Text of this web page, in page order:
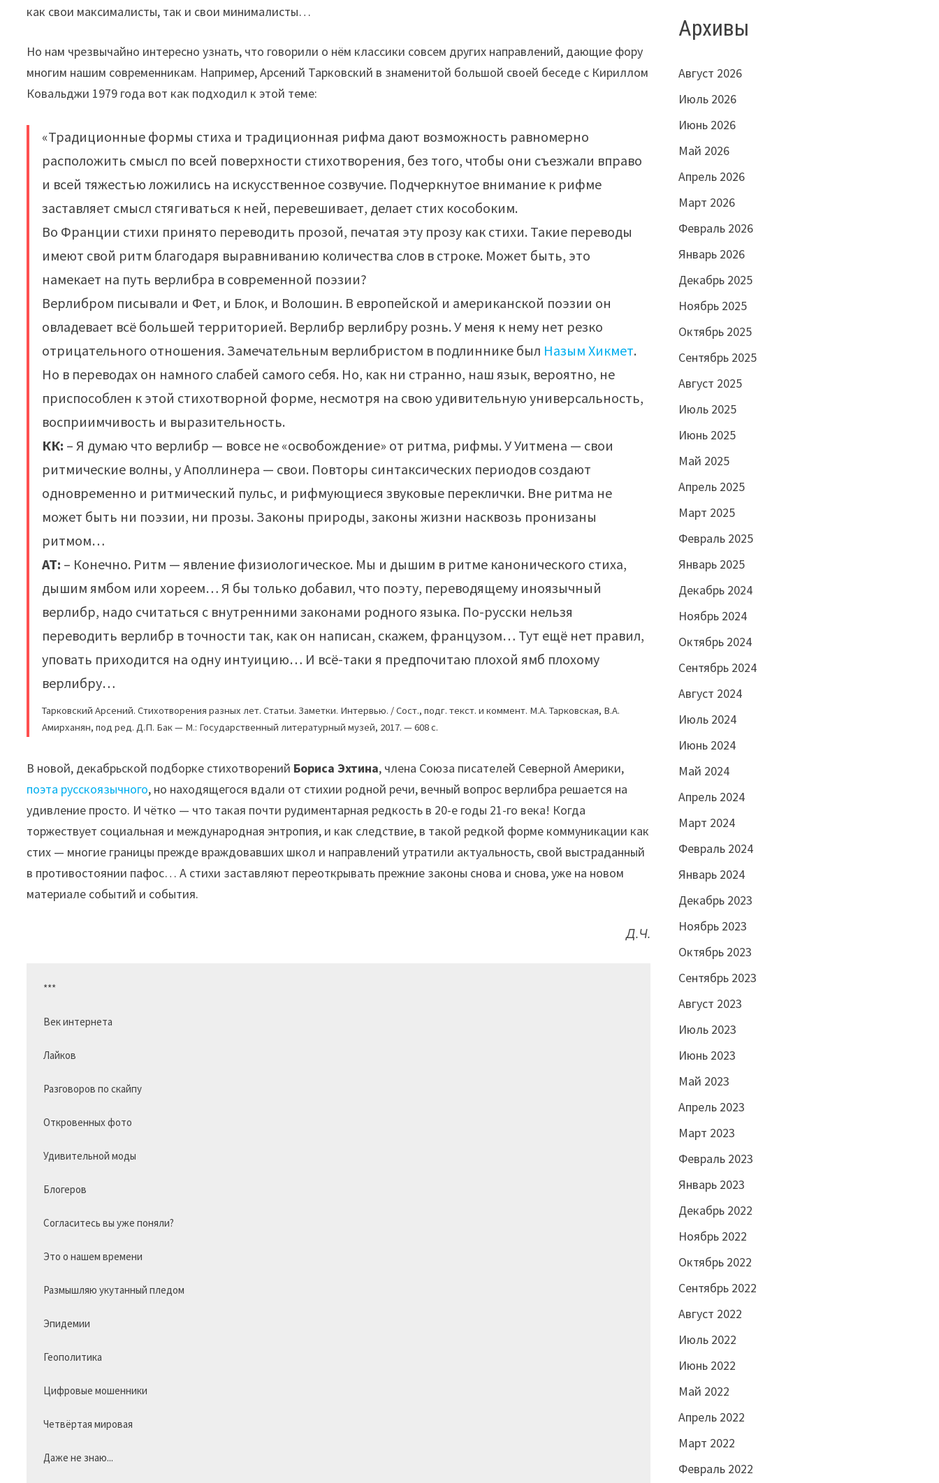
как свои максималисты, так и свои минималисты…
Но нам чрезвычайно интересно узнать, что говорили о нём классики совсем других направлений, дающие фору
многим нашим современникам. Например, Арсений Тарковский в знаменитой большой своей беседе с Кириллом
Ковальджи 1979 года вот как подходил к этой теме:
«Традиционные формы стиха и традиционная рифма дают возможность равномерно
расположить смысл по всей поверхности стихотворения, без того, чтобы они съезжали вправо
и всей тяжестью ложились на искусственное созвучие. Подчеркнутое внимание к рифме
заставляет смысл стягиваться к ней, перевешивает, делает стих кособоким.
Во Франции стихи принято переводить прозой, печатая эту прозу как стихи. Такие переводы
имеют свой ритм благодаря выравниванию количества слов в строке. Может быть, это
намекает на путь верлибра в современной поэзии?
Верлибром писывали и Фет, и Блок, и Волошин. В европейской и американской поэзии он
овладевает всё большей территорией. Верлибр верлибру рознь. У меня к нему нет резко
отрицательного отношения. Замечательным верлибристом в подлиннике был Назым Хикмет.
Но в переводах он намного слабей самого себя. Но, как ни странно, наш язык, вероятно, не
приспособлен к этой стихотворной форме, несмотря на свою удивительную универсальность,
восприимчивость и выразительность.
КК: – Я думаю что верлибр — вовсе не «освобождение» от ритма, рифмы. У Уитмена — свои
ритмические волны, у Аполлинера — свои. Повторы синтаксических периодов создают
одновременно и ритмический пульс, и рифмующиеся звуковые переклички. Вне ритма не
может быть ни поэзии, ни прозы. Законы природы, законы жизни насквозь пронизаны
ритмом…
АТ: – Конечно. Ритм — явление физиологическое. Мы и дышим в ритме канонического стиха,
дышим ямбом или хореем… Я бы только добавил, что поэту, переводящему иноязычный
верлибр, надо считаться с внутренними законами родного языка. По-русски нельзя
переводить верлибр в точности так, как он написан, скажем, французом… Тут ещё нет правил,
уповать приходится на одну интуицию… И всё-таки я предпочитаю плохой ямб плохому
верлибру…
Тарковский Арсений. Стихотворения разных лет. Статьи. Заметки. Интервью. / Сост., подг. текст. и коммент. М.А. Тарковская, В.А.
Амирханян, под ред. Д.П. Бак — М.: Государственный литературный музей, 2017. — 608 с.
В новой, декабрьской подборке стихотворений Бориса Эхтина, члена Союза писателей Северной Америки,
поэта русскоязычного, но находящегося вдали от стихии родной речи, вечный вопрос верлибра решается на
удивление просто. И чётко — что такая почти рудиментарная редкость в 20-е годы 21-го века! Когда
торжествует социальная и международная энтропия, и как следствие, в такой редкой форме коммуникации как
стих — многие границы прежде враждовавших школ и направлений утратили актуальность, свой выстраданный
в противостоянии пафос… А стихи заставляют переоткрывать прежние законы снова и снова, уже на новом
материале событий и события.
Д.Ч.
***
Век интернета
Лайков
Разговоров по скайпу
Откровенных фото
Удивительной моды
Блогеров
Согласитесь вы уже поняли?
Это о нашем времени
Размышляю укутанный пледом
Эпидемии
Геополитика
Цифровые мошенники
Четвёртая мировая
Даже не знаю...
Архивы
Август 2026
Июль 2026
Июнь 2026
Май 2026
Апрель 2026
Март 2026
Февраль 2026
Январь 2026
Декабрь 2025
Ноябрь 2025
Октябрь 2025
Сентябрь 2025
Август 2025
Июль 2025
Июнь 2025
Май 2025
Апрель 2025
Март 2025
Февраль 2025
Январь 2025
Декабрь 2024
Ноябрь 2024
Октябрь 2024
Сентябрь 2024
Август 2024
Июль 2024
Июнь 2024
Май 2024
Апрель 2024
Март 2024
Февраль 2024
Январь 2024
Декабрь 2023
Ноябрь 2023
Октябрь 2023
Сентябрь 2023
Август 2023
Июль 2023
Июнь 2023
Май 2023
Апрель 2023
Март 2023
Февраль 2023
Январь 2023
Декабрь 2022
Ноябрь 2022
Октябрь 2022
Сентябрь 2022
Август 2022
Июль 2022
Июнь 2022
Май 2022
Апрель 2022
Март 2022
Февраль 2022